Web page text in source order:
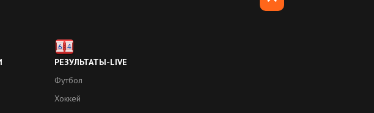
РЕЗУЛЬТАТЫ-LIVE
Футбол
Хоккей